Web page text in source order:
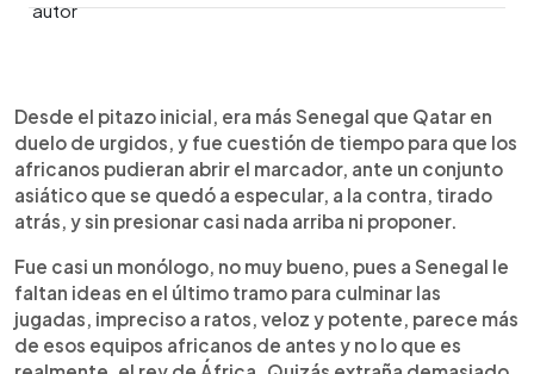
Escuchar artículo
Desde el pitazo inicial, era más Senegal que Qatar en
duelo de urgidos, y fue cuestión de tiempo para que los
africanos pudieran abrir el marcador, ante un conjunto
asiático que se quedó a especular, a la contra, tirado
atrás, y sin presionar casi nada arriba ni proponer.
Fue casi un monólogo, no muy bueno, pues a Senegal le
faltan ideas en el último tramo para culminar las
jugadas, impreciso a ratos, veloz y potente, parece más
de esos equipos africanos de antes y no lo que es